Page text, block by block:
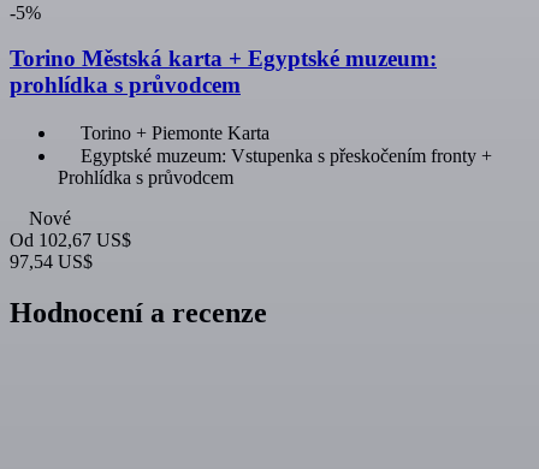
-5%
Torino Městská karta + Egyptské muzeum:
prohlídka s průvodcem
Torino + Piemonte Karta
Egyptské muzeum: Vstupenka s přeskočením fronty +
Prohlídka s průvodcem
Nové
Od 102,67 US$
97,54 US$
Hodnocení a recenze